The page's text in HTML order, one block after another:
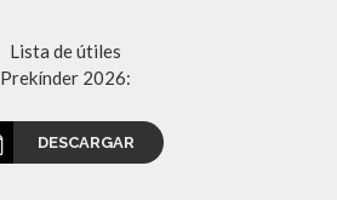
Lista de útiles
Prekínder 2026:
DESCARGAR